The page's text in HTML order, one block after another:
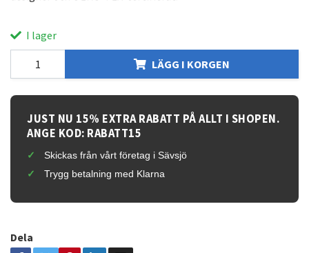
I lager
LÄGG I KORGEN
JUST NU 15% EXTRA RABATT PÅ ALLT I SHOPEN.
ANGE KOD: RABATT15
Skickas från vårt företag i Sävsjö
Trygg betalning med Klarna
Dela